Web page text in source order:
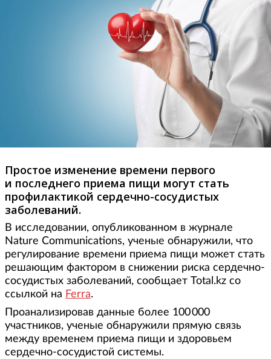
Простое изменение времени первого
и последнего приема пищи могут стать
профилактикой сердечно-сосудистых
заболеваний.
В исследовании, опубликованном в журнале
Nature Communications, ученые обнаружили, что
регулирование времени приема пищи может стать
решающим фактором в снижении риска сердечно-
сосудистых заболеваний, сообщает Total.kz со
ссылкой на Ferra.
Проанализировав данные более 100 000
участников, ученые обнаружили прямую связь
между временем приема пищи и здоровьем
сердечно-сосудистой системы.